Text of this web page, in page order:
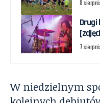
8
7
W niedzielnym